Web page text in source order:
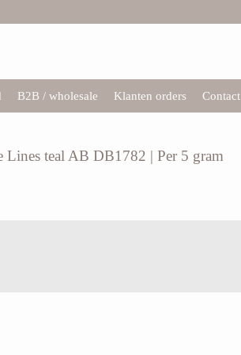
B2B / wholesale Klanten orders Contact
teal AB DB1782 | Per 5 gram